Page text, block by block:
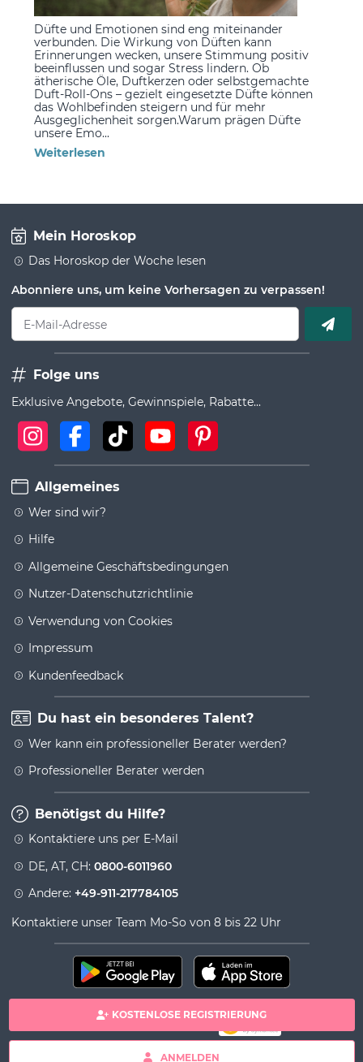
KOSTENLOSE REGISTRIERUNG
ANMELDEN
Düfte und Emotionen sind eng miteinander
verbunden. Die Wirkung von Düften kann
Erinnerungen wecken, unsere Stimmung positiv
beeinflussen und sogar Stress lindern. Ob
ätherische Öle, Duftkerzen oder selbstgemachte
Duft-Roll-Ons – gezielt eingesetzte Düfte können
das Wohlbefinden steigern und für mehr
Ausgeglichenheit sorgen.Warum prägen Düfte
unsere Emo...
Weiterlesen
Mein Horoskop
Das Horoskop der Woche lesen
Abonniere uns, um keine Vorhersagen zu verpassen!
E-Mail-Adresse
Folge uns
Exklusive Angebote, Gewinnspiele, Rabatte...
Allgemeines
Wer sind wir?
Hilfe
Allgemeine Geschäftsbedingungen
Nutzer-Datenschutzrichtlinie
Verwendung von Cookies
Impressum
Kundenfeedback
Du hast ein besonderes Talent?
Wer kann ein professioneller Berater werden?
Professioneller Berater werden
Benötigst du Hilfe?
Kontaktiere uns per E-Mail
DE, AT, CH: 0800-6011960
Andere: +49-911-217784105
Kontaktiere unser Team Mo-So von 8 bis 22 Uhr
100% sichere Zahlung
Copyright& copy 2026 Viversum - Powered by Ingenio